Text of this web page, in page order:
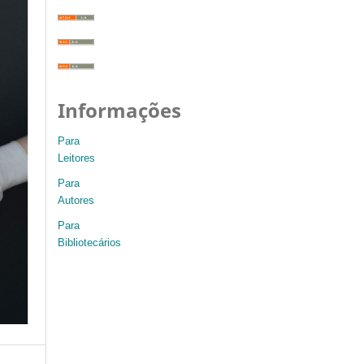
Informações
Para
Leitores
Para
Autores
Para
Bibliotecários